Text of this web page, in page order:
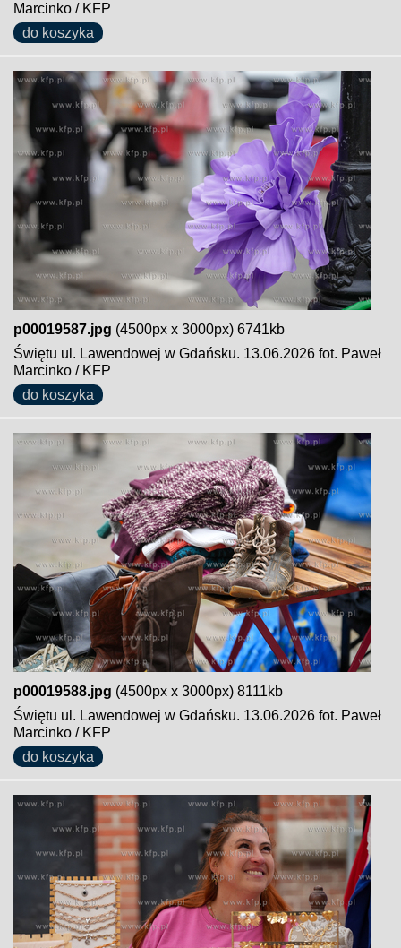
Marcinko / KFP
do koszyka
p00019587.jpg (4500px x 3000px) 6741kb
Świętu ul. Lawendowej w Gdańsku. 13.06.2026 fot. Paweł
Marcinko / KFP
do koszyka
p00019588.jpg (4500px x 3000px) 8111kb
Świętu ul. Lawendowej w Gdańsku. 13.06.2026 fot. Paweł
Marcinko / KFP
do koszyka